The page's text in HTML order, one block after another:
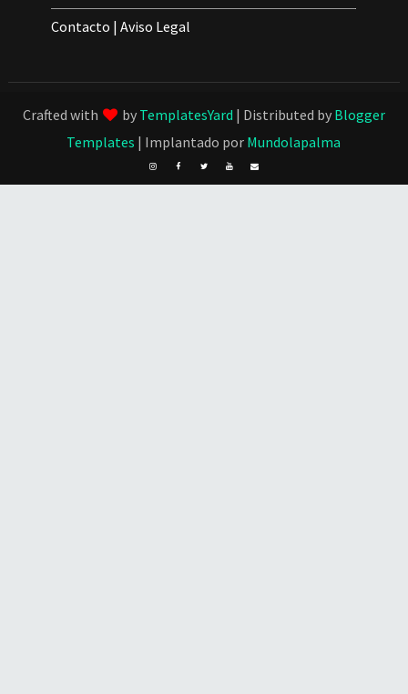
Contacto |Aviso Legal
Crafted with by TemplatesYard | Distributed by Blogger
Templates | Implantado por Mundolapalma